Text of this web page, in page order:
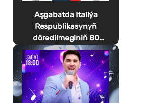
Aşgabatda Italiýa
Respublikasynyň
döredilmeginiň 80
ýyllygyna bagyşlanan
Festa della Musica
geçirilýär